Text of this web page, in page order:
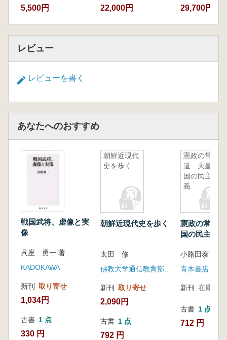
5,500円 22,000円 29,700円
レビュー
レビューを書く
あなたへのおすすめ
戦国武将、虚像と実
像
呉座 勇一 著
KADOKAWA
新刊 取り寄せ
1,034円
古書 1 点
330 円
朝鮮近現代
史を歩く
朝鮮近現代史を歩く
太田 修
新刊 取り寄せ
2,090円
古書 1 点
792 円
憲政の常
道 天皇の
国の民主主
義
憲政の常道
国の民主主義
小路田泰直 著
青木書店
新刊 在庫なし
古書 1 点
712 円